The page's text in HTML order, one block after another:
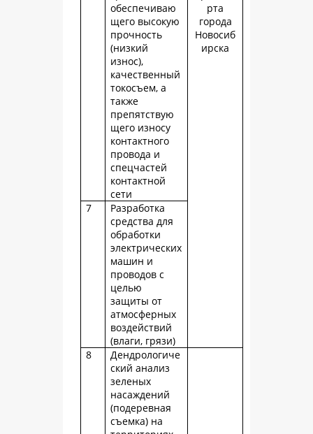
рта
города
Новосиб
ирска
обеспечиваю
щего высокую
прочность
(низкий
износ),
качественный
токосъем, а
также
препятствую
щего износу
контактного
провода и
спецчастей
контактной
сети
7
Разработка
средства для
обработки
электрических
машин и
проводов с
целью
защиты от
атмосферных
воздействий
(влаги, грязи)
8
Дендрологиче
ский анализ
зеленых
насаждений
(подеревная
съемка) на